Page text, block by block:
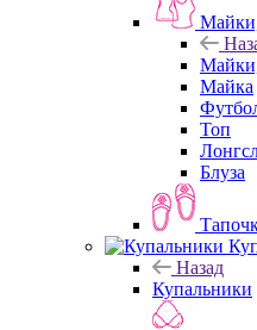
Майка
Топ
Блуза
Назад
Купальники